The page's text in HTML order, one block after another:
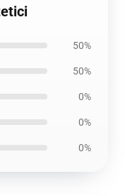
50%
50%
0%
0%
0%